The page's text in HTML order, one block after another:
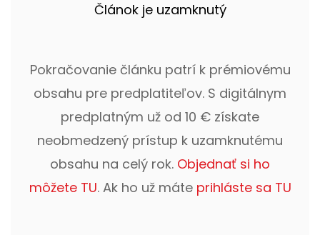
Článok je uzamknutý
Pokračovanie článku patrí k prémiovému
obsahu pre predplatiteľov. S digitálnym
predplatným už od 10 € získate
neobmedzený prístup k uzamknutému
obsahu na celý rok. Objednať si ho
môžete TU. Ak ho už máte prihláste sa TU